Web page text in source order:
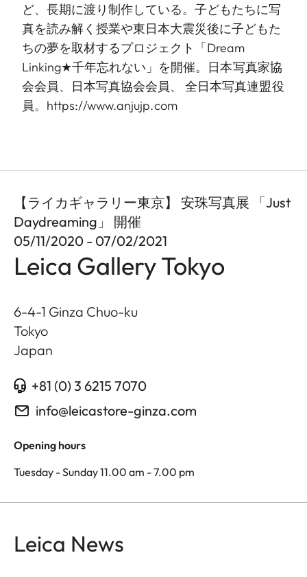
ど、長期に渡り制作している。子どもたちに写
真を読み解く授業や東日本大震災後に子どもた
ちの夢を取材するプロジェクト「Dream
Linking★千年忘れない」を開催。日本写真家協
会会員、日本写真協会会員、 全日本写真連盟役
員。https://www.anjujp.com
【ライカギャラリー東京】 安珠写真展 「Just
Daydreaming」 開催
05/11/2020 - 07/02/2021
Leica Gallery Tokyo
6-4-1 Ginza Chuo-ku
Tokyo
Japan
+81 (0) 3 6215 7070
info@leicastore-ginza.com
Opening hours
Tuesday - Sunday 11.00 am - 7.00 pm
Leica News